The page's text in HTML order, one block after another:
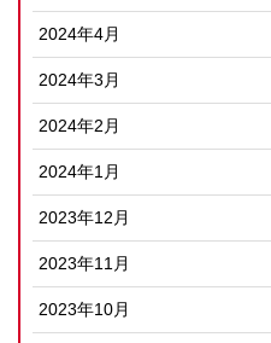
2024年4月
2024年3月
2024年2月
2024年1月
2023年12月
2023年11月
2023年10月